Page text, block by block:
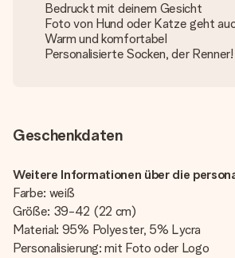
Bedruckt mit deinem Gesicht
Foto von Hund oder Katze geht
Warm und komfortabel
Personalisierte Socken, der Renner!
Geschenkdaten
Weitere Informationen über die
Farbe: weiß
Größe: 39-42 (22 cm)
Material: 95% Polyester, 5% Lycra
Personalisierung: mit Foto oder Logo